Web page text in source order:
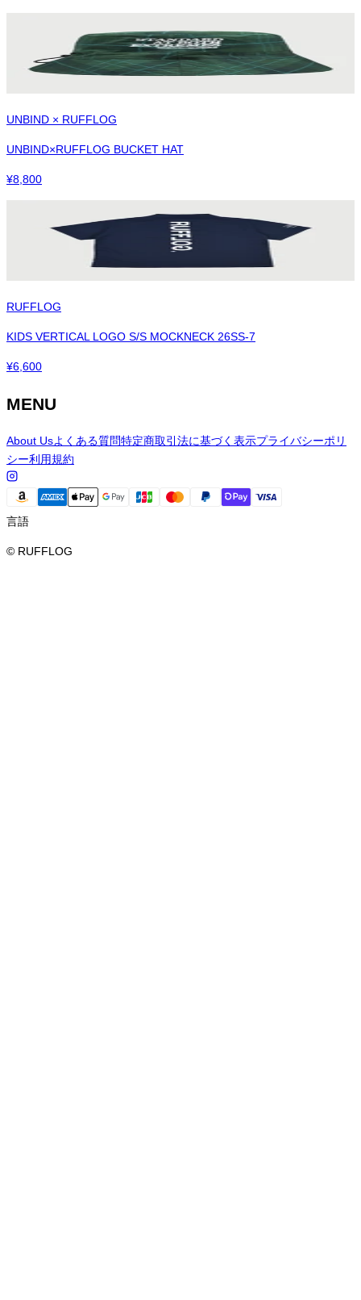
UNBIND × RUFFLOG
UNBIND×RUFFLOG BUCKET HAT
¥8,800
RUFFLOG
KIDS VERTICAL LOGO S/S MOCKNECK 26SS-7
¥6,600
MENU
About Usよくある質問特定商取引法に基づく表示プライバシーポリ
シー利用規約
言語
© RUFFLOG